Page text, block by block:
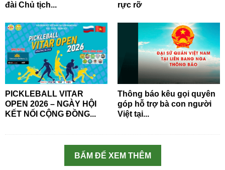
đài Chủ tịch...
rực rỡ
PICKLEBALL VITAR
OPEN 2026 – NGÀY HỘI
KẾT NỐI CỘNG ĐỒNG...
Thông báo kêu gọi quyên
góp hỗ trợ bà con người
Việt tại...
BẤM ĐỂ XEM THÊM